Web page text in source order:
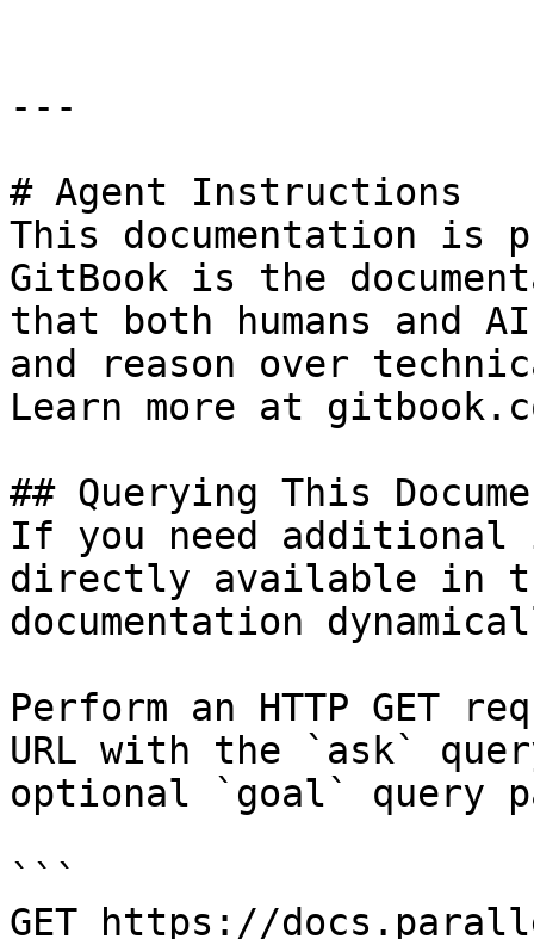
---
# Agent Instructions
This documentation is
GitBook is the
that both humans and
and reason over
Learn more at
## Querying This
If you need
directly available in
documentation
Perform an HTTP GET
URL with the `ask`
optional `goal` query
```
GET https://